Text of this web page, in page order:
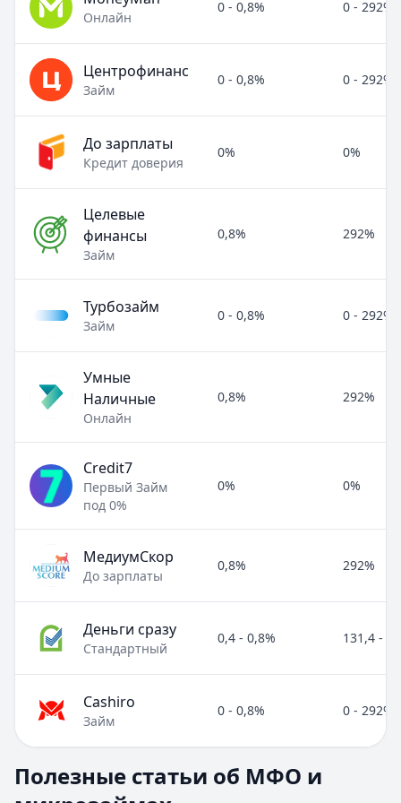
Онлайн
0 - 0,8% 0 - 292%
Центрофинанс
Займ
0 - 0,8% 0 - 292%
До зарплаты
Кредит доверия
0% 0%
Целевые
финансы
Займ
0,8% 292%
Турбозайм
Займ
0 - 0,8% 0 - 292%
Умные
Наличные
Онлайн
0,8% 292%
Credit7
Первый Займ
под 0%
0% 0%
МедиумСкор
До зарплаты
0,8% 292%
Деньги сразу
Стандартный
0,4 - 0,8% 131,4 -
Cashiro
Займ
0 - 0,8% 0 - 292%
Раздел:МФО и микрозаймы. Всего статей: 8.
Полезные статьи об МФО и